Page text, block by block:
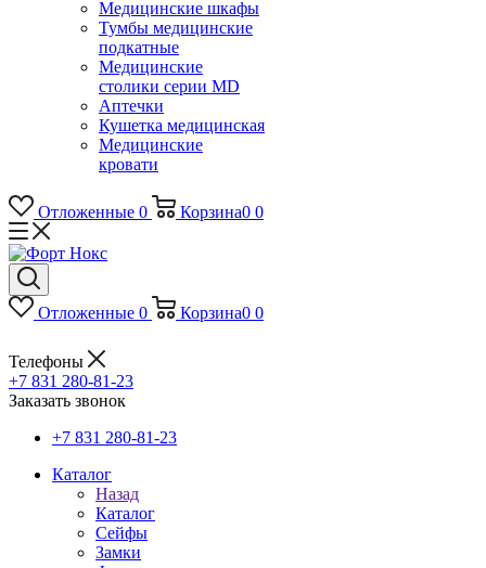
Медицинские шкафы
Тумбы медицинские
подкатные
Медицинские
столики серии MD
Аптечки
Кушетка медицинская
Медицинские
кровати
Отложенные 0 Корзина0 0
Отложенные 0 Корзина0 0
Телефоны
+7 831 280-81-23
Заказать звонок
+7 831 280-81-23
Каталог
Назад
Каталог
Сейфы
Замки